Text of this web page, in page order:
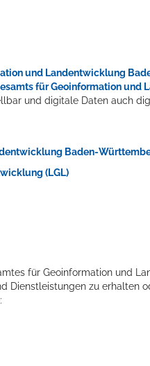
für Events aller Art!
und Landentwicklung
für Geoinformation und
und digitale Daten auch
Baden-
(LGL)
für Geoinformation und
Dienstleistungen zu erhalten